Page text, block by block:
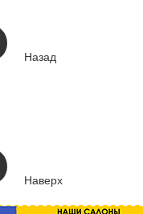
Назад
Наверх